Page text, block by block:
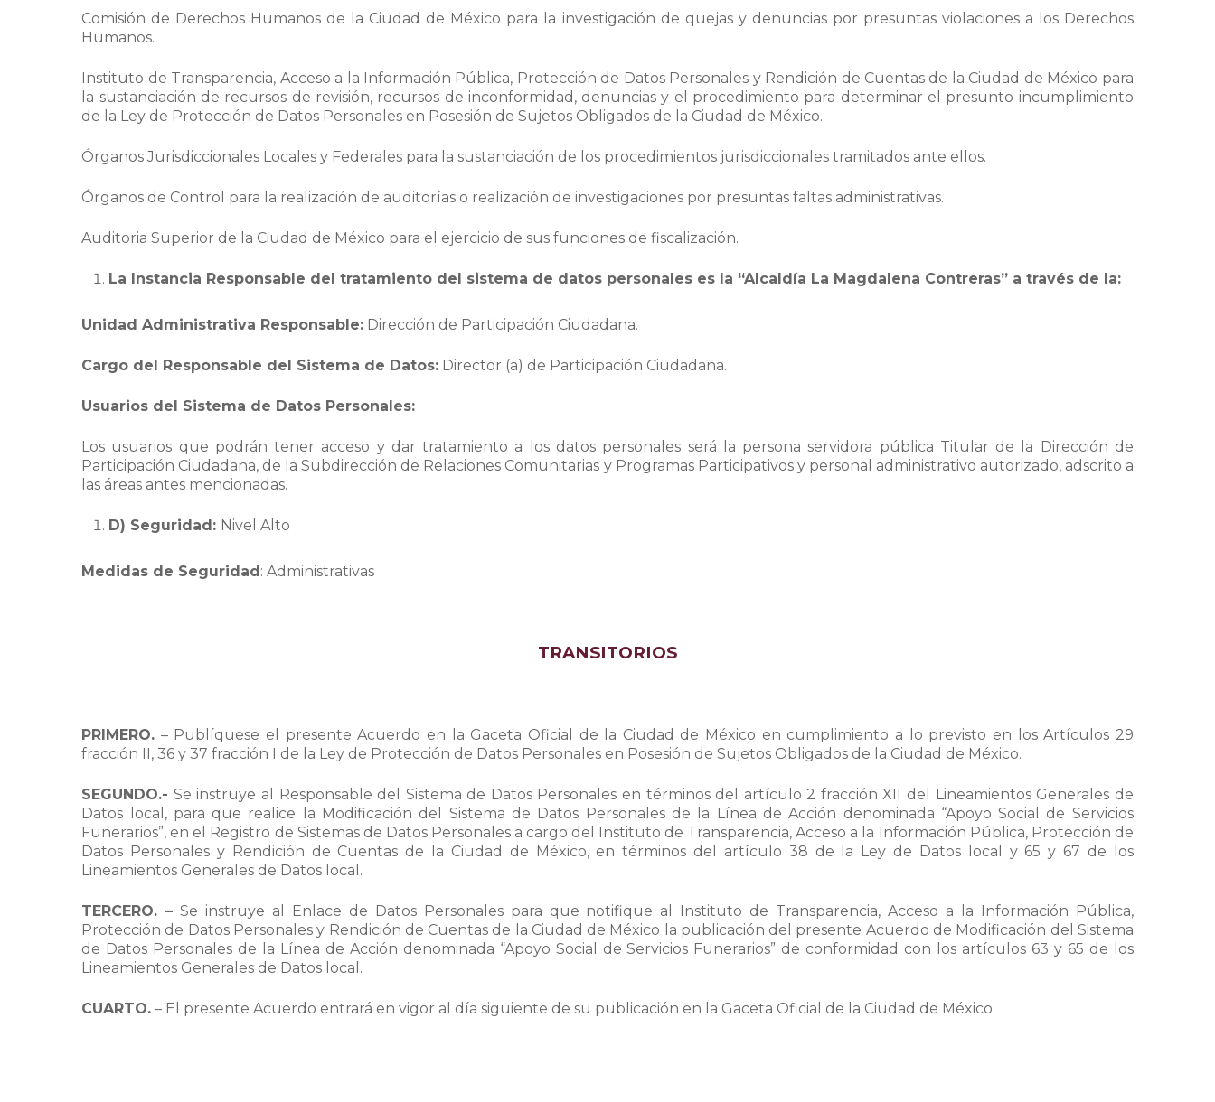
Comisión de Derechos Humanos de la Ciudad de México para la investigación de quejas y denuncias por presuntas violaciones a los Derechos
Humanos.
Instituto de Transparencia, Acceso a la Información Pública, Protección de Datos Personales y Rendición de Cuentas de la Ciudad de México para
la sustanciación de recursos de revisión, recursos de inconformidad, denuncias y el procedimiento para determinar el presunto incumplimiento
de la Ley de Protección de Datos Personales en Posesión de Sujetos Obligados de la Ciudad de México.
Órganos Jurisdiccionales Locales y Federales para la sustanciación de los procedimientos jurisdiccionales tramitados ante ellos.
Órganos de Control para la realización de auditorías o realización de investigaciones por presuntas faltas administrativas.
Auditoria Superior de la Ciudad de México para el ejercicio de sus funciones de fiscalización.
La Instancia Responsable del tratamiento del sistema de datos personales es la “Alcaldía La Magdalena Contreras” a través de la:
Unidad Administrativa Responsable: Dirección de Participación Ciudadana.
Cargo del Responsable del Sistema de Datos: Director (a) de Participación Ciudadana.
Usuarios del Sistema de Datos Personales:
Los usuarios que podrán tener acceso y dar tratamiento a los datos personales será la persona servidora pública Titular de la Dirección de
Participación Ciudadana, de la Subdirección de Relaciones Comunitarias y Programas Participativos y personal administrativo autorizado, adscrito a
las áreas antes mencionadas.
D) Seguridad: Nivel Alto
Medidas de Seguridad: Administrativas
TRANSITORIOS
PRIMERO. – Publíquese el presente Acuerdo en la Gaceta Oficial de la Ciudad de México en cumplimiento a lo previsto en los Artículos 29
fracción II, 36 y 37 fracción I de la Ley de Protección de Datos Personales en Posesión de Sujetos Obligados de la Ciudad de México.
SEGUNDO.- Se instruye al Responsable del Sistema de Datos Personales en términos del artículo 2 fracción XII del Lineamientos Generales de
Datos local, para que realice la Modificación del Sistema de Datos Personales de la Línea de Acción denominada “Apoyo Social de Servicios
Funerarios”, en el Registro de Sistemas de Datos Personales a cargo del Instituto de Transparencia, Acceso a la Información Pública, Protección de
Datos Personales y Rendición de Cuentas de la Ciudad de México, en términos del artículo 38 de la Ley de Datos local y 65 y 67 de los
Lineamientos Generales de Datos local.
TERCERO. – Se instruye al Enlace de Datos Personales para que notifique al Instituto de Transparencia, Acceso a la Información Pública,
Protección de Datos Personales y Rendición de Cuentas de la Ciudad de México la publicación del presente Acuerdo de Modificación del Sistema
de Datos Personales de la Línea de Acción denominada “Apoyo Social de Servicios Funerarios” de conformidad con los artículos 63 y 65 de los
Lineamientos Generales de Datos local.
CUARTO. – El presente Acuerdo entrará en vigor al día siguiente de su publicación en la Gaceta Oficial de la Ciudad de México.